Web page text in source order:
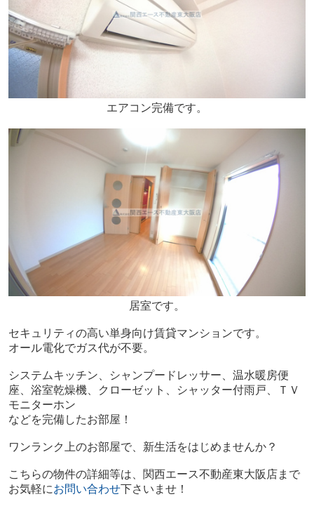
エアコン完備です。
居室です。
セキュリティの高い単身向け賃貸マンションです。
オール電化でガス代が不要。
システムキッチン、シャンプードレッサー、温水暖房便
座、浴室乾燥機、クローゼット、シャッター付雨戸、ＴＶ
モニターホン
などを完備したお部屋！
ワンランク上のお部屋で、新生活をはじめませんか？
こちらの物件の詳細等は、関西エース不動産東大阪店まで
お気軽にお問い合わせ下さいませ！